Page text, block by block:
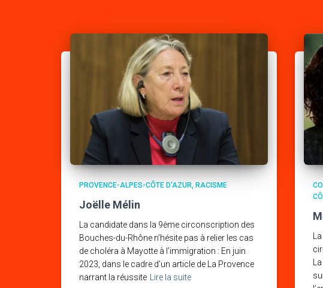
PROVENCE-ALPES-CÔTE D'AZUR RACISME
Joëlle Mélin
La candidate dans la 9ème circonscription des
Bouches-du-Rhône n’hésite pas à relier les cas
de choléra à Mayotte à l’immigration : En juin
2023, dans le cadre d’un article de La Provence
narrant la réussite Lire la suite